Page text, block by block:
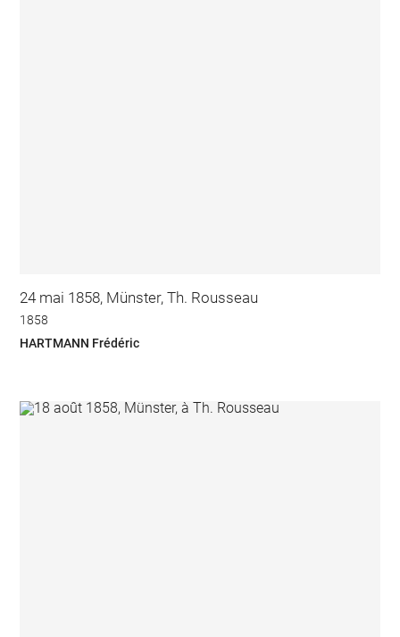
24 mai 1858, Münster, Th. Rousseau
1858
HARTMANN Frédéric